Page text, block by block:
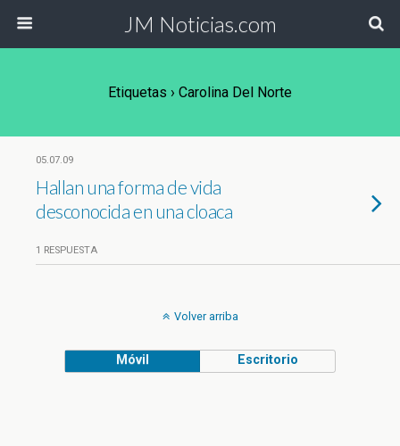
JM Noticias.com
Etiquetas › Carolina Del Norte
05.07.09
Hallan una forma de vida
desconocida en una cloaca
1 RESPUESTA
Volver arriba
Móvil Escritorio